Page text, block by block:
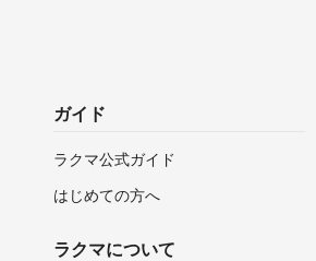
ガイド
ラクマ公式ガイド
はじめての方へ
ラクマについて